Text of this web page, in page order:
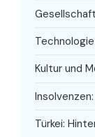
Kultur und
Türkei: